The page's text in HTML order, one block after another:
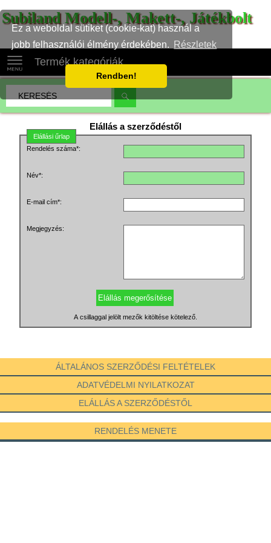
Ez a weboldal sütiket (cookie-kat) használ a
jobb felhasználói élmény érdekében.
Részletek
Rendben!
Subiland Modell-, Makett-, Játékbolt
Termék kategóriák
Elállás a szerződéstől
Elállási űrlap
Rendelés száma*:
Név*:
E-mail cím*:
Megjegyzés:
A csillaggal jelölt mezők kitöltése kötelező.
ÁLTALÁNOS SZERZŐDÉSI FELTÉTELEK
ADATVÉDELMI NYILATKOZAT
ELÁLLÁS A SZERZŐDÉSTŐL
RENDELÉS MENETE